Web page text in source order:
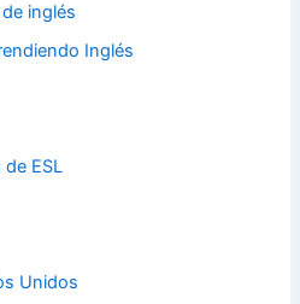
inglés
Inglés
ESL
Unidos